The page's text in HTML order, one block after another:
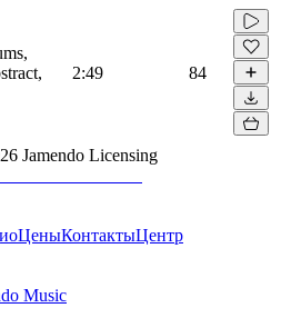
2:49 84
Jamendo Licensing
ЦеныКонтактыЦентр
Music